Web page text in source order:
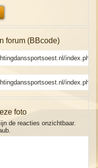
forum (BBcode)
foto
de reacties onzichtbaar.